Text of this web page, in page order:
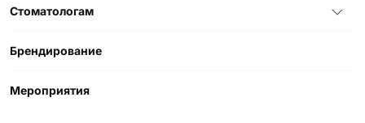
Стоматологам
Брендирование
Мероприятия